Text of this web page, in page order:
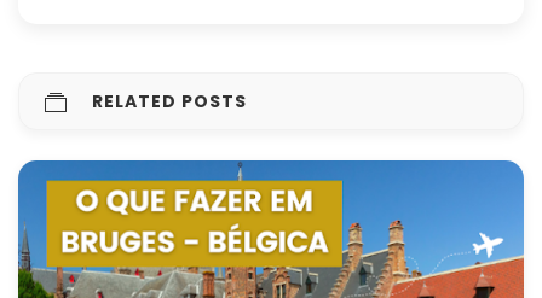
RELATED POSTS